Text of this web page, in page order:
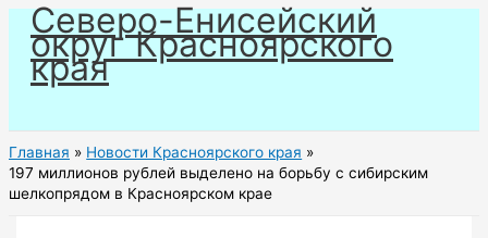
Перейти
содержимому
Северо-Енисейский
округ Красноярского
края
Главная
Новости Красноярского края
197 миллионов рублей выделено на борьбу с сибирским
шелкопрядом в Красноярском крае